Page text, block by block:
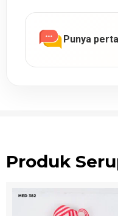
Punya
Produk